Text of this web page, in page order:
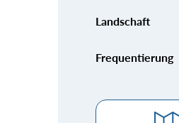
Landschaft
Frequentierung